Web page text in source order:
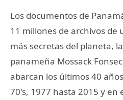
Los documentos de
11 millones de archivos de
más secretas del planeta,
panameña Mossack
abarcan los últimos 40
70's, 1977 hasta 2015 y en